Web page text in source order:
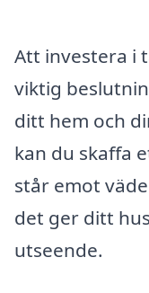
Att investera i
viktig
ditt hem och
kan du skaffa
står emot
det ger ditt
utseende.